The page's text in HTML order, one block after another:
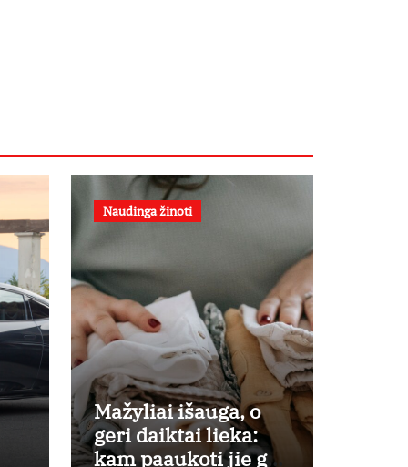
Naudinga žinoti
Mažyliai išauga, o
geri daiktai lieka:
kam paaukoti jie gali